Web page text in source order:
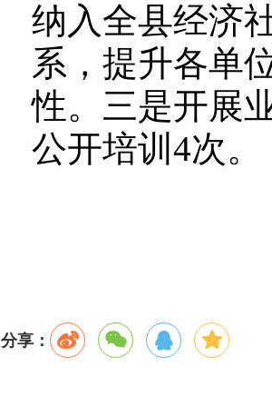
纳入全县经济
系，提升各单
性。三是开展
公开培训4次。
分享：